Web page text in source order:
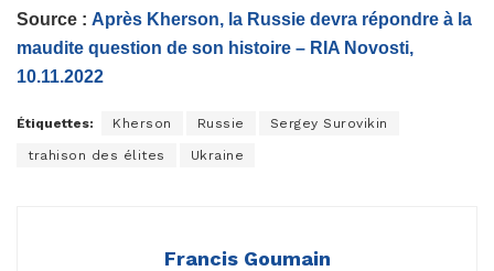
Source : Après Kherson, la Russie devra répondre à la
maudite question de son histoire – RIA Novosti,
10.11.2022
Étiquettes: Kherson Russie Sergey Surovikin
trahison des élites Ukraine
Francis Goumain